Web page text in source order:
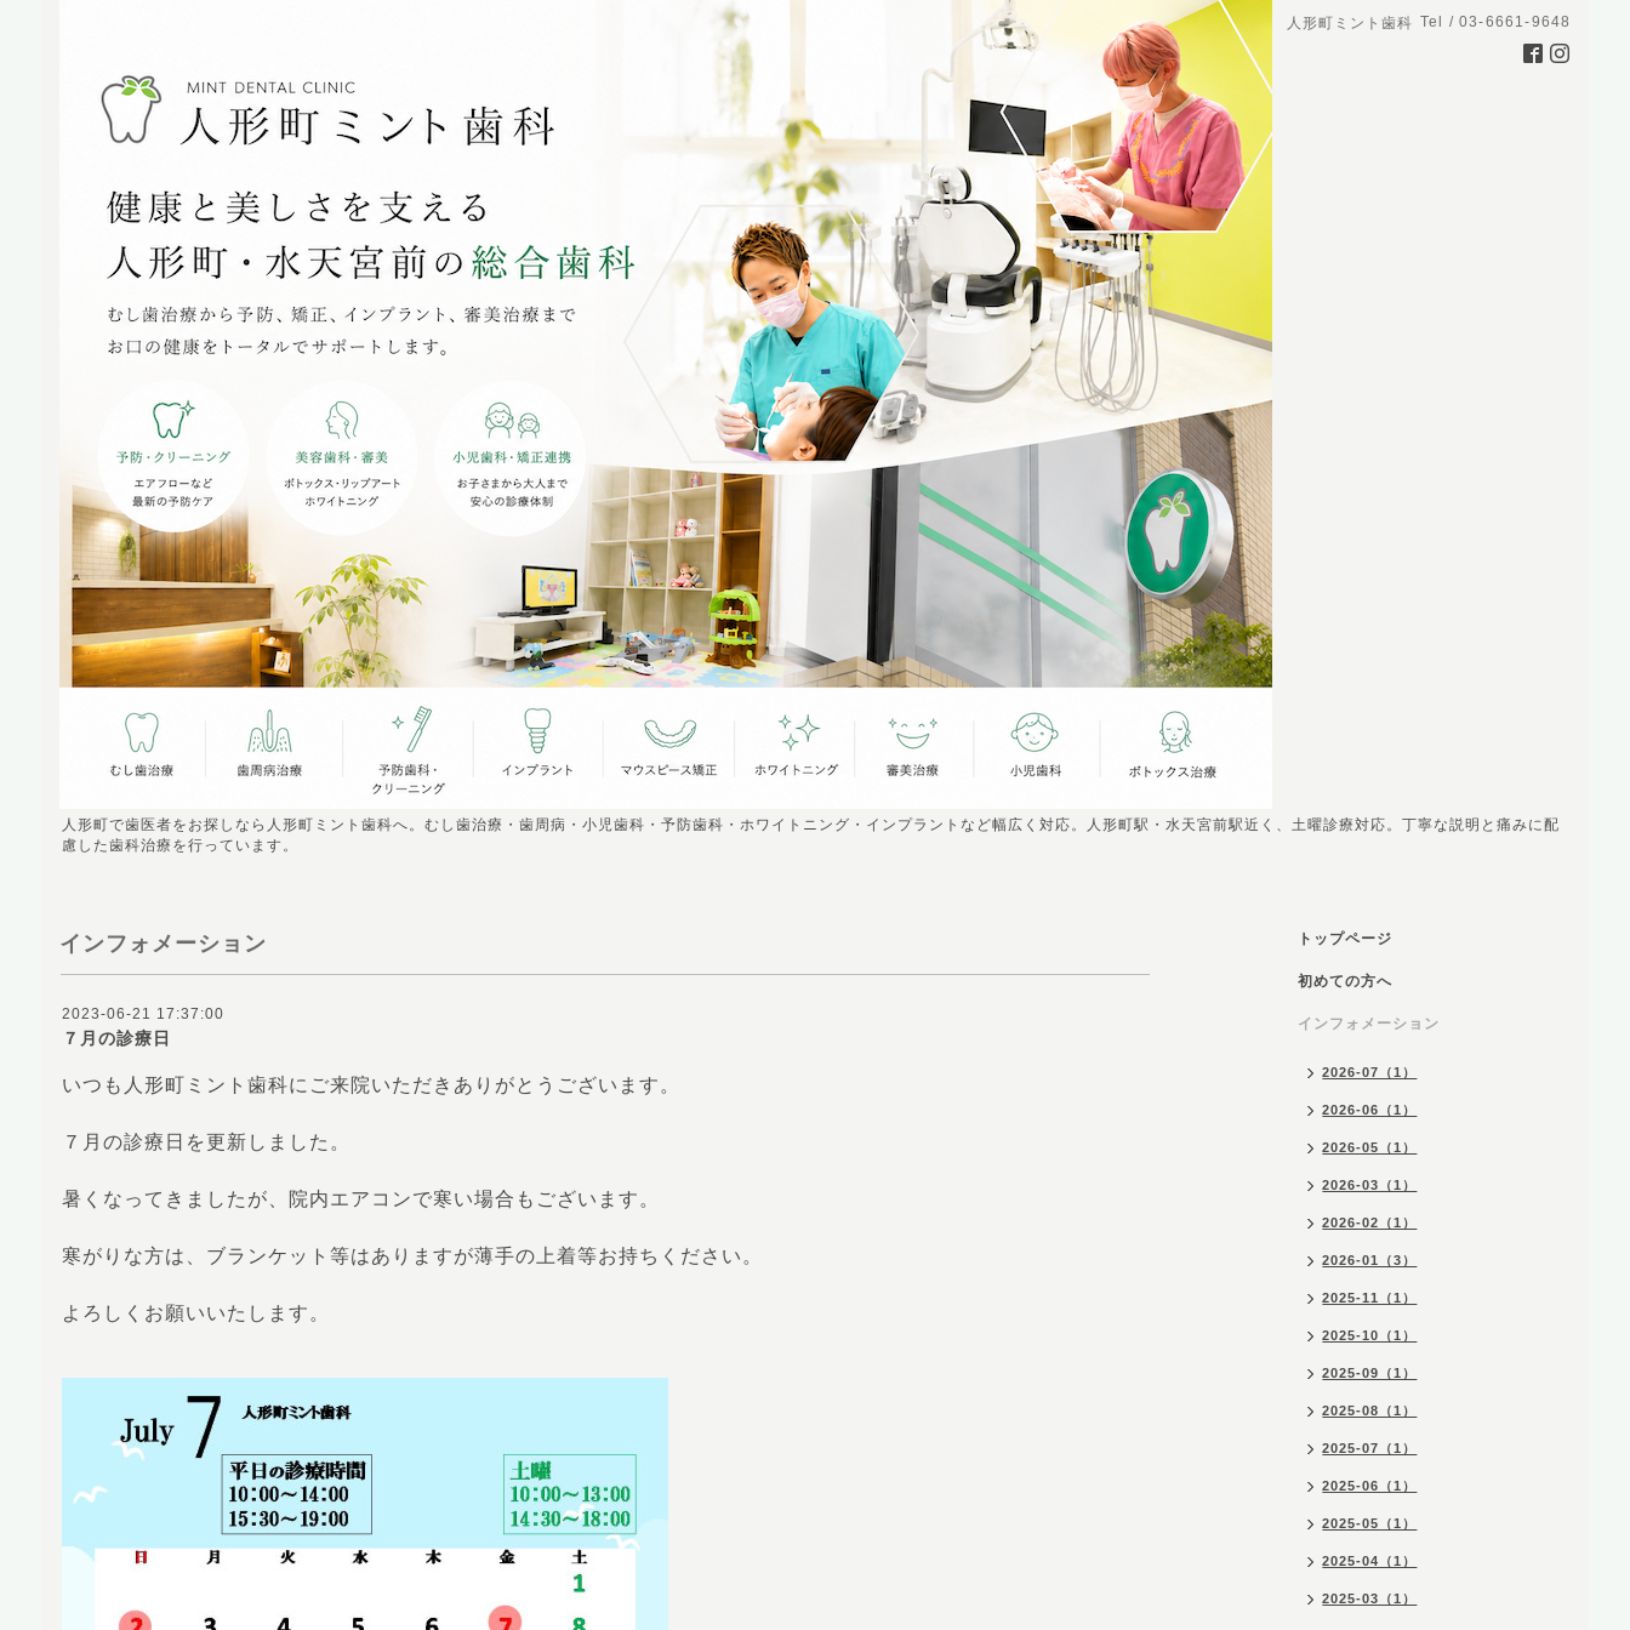
人形町ミント歯科 Tel / 03-6661-9648
人形町で歯医者をお探しなら人形町ミント歯科へ。むし歯治療・歯周病・小児歯科・予防歯科・ホワイトニング・インプラントなど幅広く対応。人形町駅・水天宮前駅近く、土曜診療対応。丁寧な説明と痛みに配
慮した歯科治療を行っています。
インフォメーション
2023-06-21 17:37:00
７月の診療日
いつも人形町ミント歯科にご来院いただきありがとうございます。
７月の診療日を更新しました。
暑くなってきましたが、院内エアコンで寒い場合もございます。
寒がりな方は、ブランケット等はありますが薄手の上着等お持ちください。
よろしくお願いいたします。
トップページ
初めての方へ
インフォメーション
2026-07（1）
2026-06（1）
2026-05（1）
2026-03（1）
2026-02（1）
2026-01（3）
2025-11（1）
2025-10（1）
2025-09（1）
2025-08（1）
2025-07（1）
2025-06（1）
2025-05（1）
2025-04（1）
2025-03（1）